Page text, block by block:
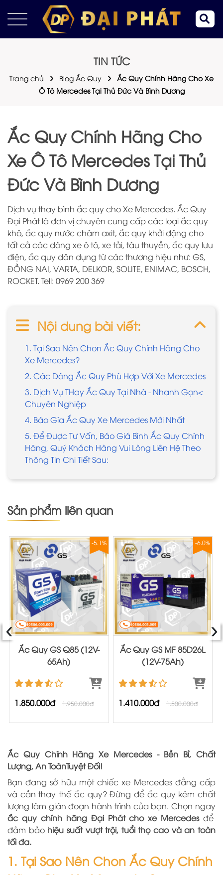
TIN TỨC
Trang chủ Blog Ắc Quy
Ắc Quy Chính Hãng Cho Xe
Ô Tô Mercedes Tại Thủ Đức Và Bình Dương
Ắc Quy Chính Hãng Cho
Xe Ô Tô Mercedes Tại Thủ
Đức Và Bình Dương
Dịch vụ thay bình ắc quy cho Xe Mercedes. Ắc Quy
Đại Phát là đơn vị chuyên cung cấp các loại ắc quy
khô, ắc quy nước châm axit, ắc quy khởi động cho
tất cả các dòng xe ô tô, xe tải, tàu thuyền, ắc quy lưu
điện, ắc quy dân dụng từ các thương hiệu như: GS,
ĐỒNG NAI, VARTA, DELKOR, SOLITE, ENIMAC, BOSCH,
ROCKET. Tell: 0969 200 369
Nội dung bài viết:
1. Tại Sao Nên Chon Ắc Quy Chính Hãng Cho
Xe Mercedes?
2. Các Dòng Ắc Quy Phù Hợp Với Xe Mercedes
3. Dịch Vụ THay Ắc Quy Tại Nhà - Nhanh Gọn<
Chuyên Nghiệp
4. Báo Gía Ắc Quy Xe Mercedes Mới Nhất
5. Để Được Tư Vấn, Báo Giá Bình Ắc Quy Chính
Hãng, Quý Khách Hàng Vui Lòng Liên Hệ Theo
Thông Tin Chi Tiết Sau:
Sản phẩm liên quan
-5.1%
Ắc Quy GS Q85 (12V-
65Ah)
1.850.000đ 1.950.000đ
-6.0%
Ắc Quy GS MF 85D26L
(12V-75Ah)
1.410.000đ 1.500.000đ
‹ ›
Ắc Quy Chính Hãng Xe Mercedes - Bền Bỉ, Chất
Lượng, An ToànTuyệt Đối!
Bạn đang sở hữu một chiếc xe Mercedes đẳng cấp
và cần thay thế ắc quy? Đừng để ắc quy kém chất
lượng làm gián đoạn hành trình của bạn. Chọn ngay
ắc quy chính hãng Đại Phát cho xe Mercedesđể
đảm bảohiệu suất vượt trội, tuổi thọ cao và an toàn
tối đa.
1. Tại Sao Nên Chon Ắc Quy Chính